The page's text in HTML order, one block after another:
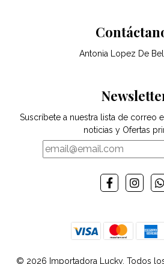
Antonia Lopez De
Suscríbete a nuestra lista de correo
noticias y Ofertas
© 2026 Importadora Lucky. Todos